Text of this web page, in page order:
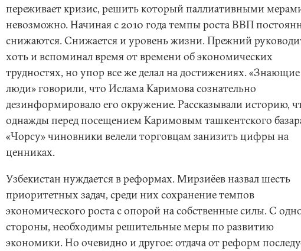
переживает кризис, решить который паллиативными
невозможно. Начиная с 2010 года темпы роста ВВП
снижаются. Снижается и уровень жизни. Прежний
хоть и вспоминал время от времени об экономических
трудностях, но упор все же делал на достижениях. «Знающие
люди» говорили, что Ислама Каримова сознательно
дезинформировало его окружение. Рассказывали историю,
однажды перед посещением Каримовым ташкентского
«Чорсу» чиновники велели торговцам занизить цифры на
ценниках.
Узбекистан нуждается в реформах. Мирзиёев назвал шесть
приоритетных задач, среди них сохранение темпов
экономического роста с опорой на собственные силы. С
стороны, необходимы решительные меры по развитию
экономики. Но очевидно и другое: отдача от реформ